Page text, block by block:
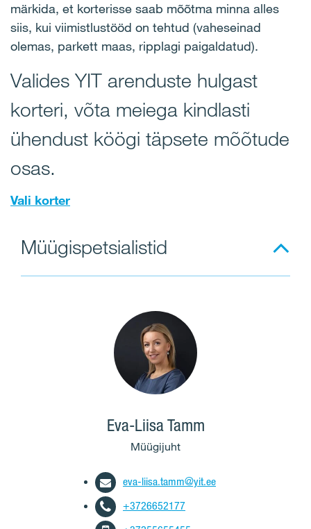
märkida, et korterisse saab mõõtma minna alles
siis, kui viimistlustööd on tehtud (vaheseinad
olemas, parkett maas, ripplagi paigaldatud).
Valides YIT arenduste hulgast
korteri, võta meiega kindlasti
ühendust köögi täpsete mõõtude
osas.
Vali korter
Müügispetsialistid
Eva-Liisa Tamm
Müügijuht
eva-liisa.tamm@yit.ee
+3726652177